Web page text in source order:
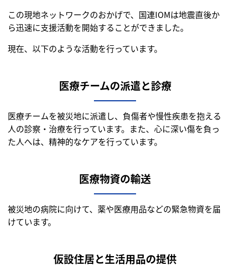
この現地ネットワークのおかげで、国連IOMは地震直後か
ら迅速に支援活動を開始することができました。
現在、以下のような活動を行っています。
医療チームの派遣と診療
医療チームを被災地に派遣し、負傷者や慢性疾患を抱える
人の診察・治療を行っています。また、心に深い傷を負っ
た人へは、精神的なケアを行っています。
医療物資の輸送
被災地の病院に向けて、薬や医療用品などの緊急物資を届
けています。
仮設住居と生活用品の提供